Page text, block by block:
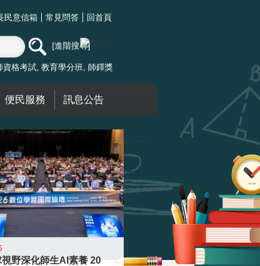
民意信箱 常見問答 回首頁
進階搜尋
資格考試 教育學分班 師鐸獎
便民服務 訊息公告
視野深化師生AI素養 20